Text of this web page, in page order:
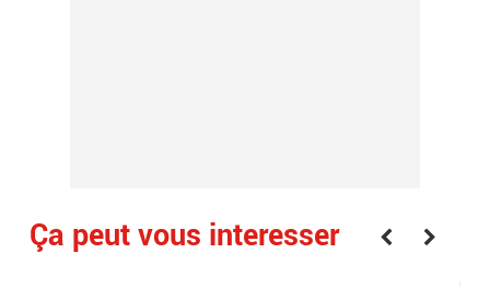
Ça peut vous interesser